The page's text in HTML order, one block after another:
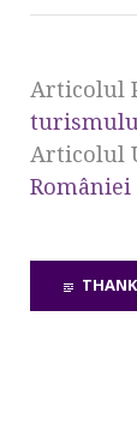
Articolul
Articolul